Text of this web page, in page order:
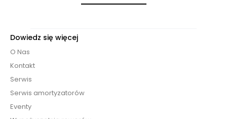
Dowiedz się więcej
O Nas
Kontakt
Serwis
Serwis amortyzatorów
Eventy